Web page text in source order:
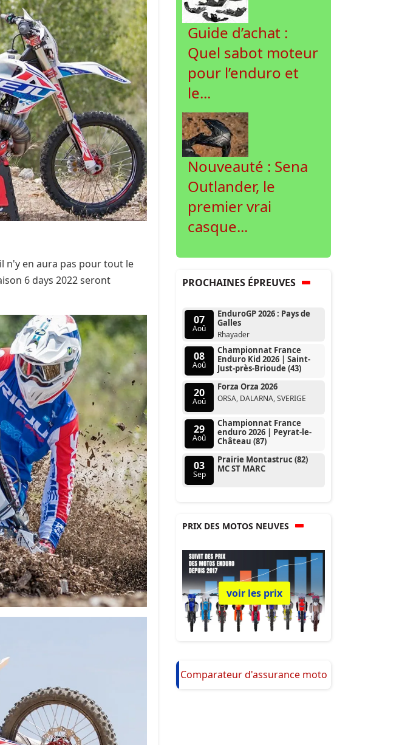
n'y en aura pas pour tout le
6 days 2022 seront
Guide d’achat :
Quel sabot moteur
pour l’enduro et
le...
Nouveauté : Sena
Outlander, le
premier vrai
casque...
PROCHAINES ÉPREUVES
07
Aoû
EnduroGP 2026 : Pays de
Galles
Rhayader
08
Aoû
Championnat France
Enduro Kid 2026 | Saint-
Just-près-Brioude (43)
20
Aoû
Forza Orza 2026
ORSA, DALARNA, SVERIGE
29
Aoû
Championnat France
enduro 2026 | Peyrat-le-
Château (87)
03
Sep
Prairie Montastruc (82)
MC ST MARC
PRIX DES MOTOS NEUVES
voir les prix
Comparateur d'assurance moto